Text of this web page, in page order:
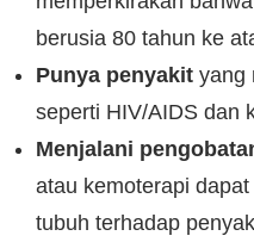
berusia 80 tahun ke
Punya penyakit yang
seperti HIV/AIDS dan
Menjalani
atau kemoterapi
tubuh terhadap